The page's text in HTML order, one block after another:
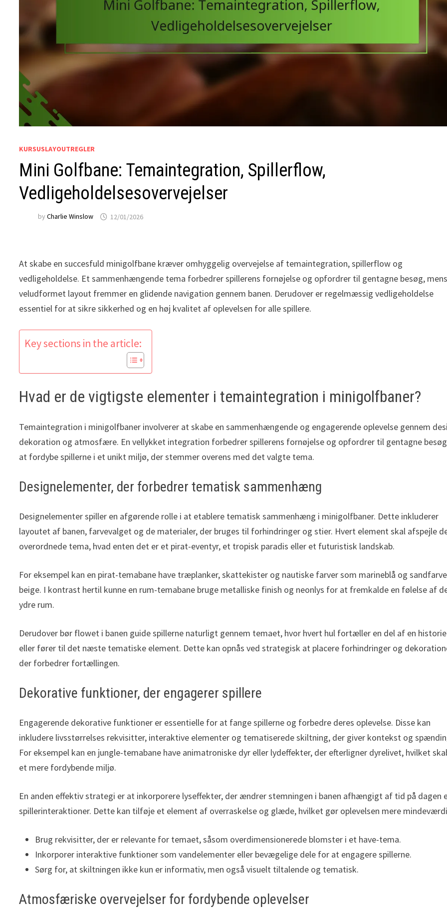
KURSUSLAYOUTREGLER
Mini Golfbane: Temaintegration, Spillerflow,
Vedligeholdelsesovervejelser
byCharlie Winslow 12/01/2026
At skabe en succesfuld minigolfbane kræver omhyggelig overvejelse af temaintegration, spillerflow og
vedligeholdelse. Et sammenhængende tema forbedrer spillerens fornøjelse og opfordrer til gentagne besøg,
veludformet layout fremmer en glidende navigation gennem banen. Derudover er regelmæssig vedligeholdelse
essentiel for at sikre sikkerhed og en høj kvalitet af oplevelsen for alle spillere.
Key sections in the article:
Hvad er de vigtigste elementer i temaintegration i minigolfbaner?
Temaintegration i minigolfbaner involverer at skabe en sammenhængende og engagerende oplevelse gennem
dekoration og atmosfære. En vellykket integration forbedrer spillerens fornøjelse og opfordrer til gentagne
at fordybe spillerne i et unikt miljø, der stemmer overens med det valgte tema.
Designelementer, der forbedrer tematisk sammenhæng
Designelementer spiller en afgørende rolle i at etablere tematisk sammenhæng i minigolfbaner. Dette inkluderer
layoutet af banen, farvevalget og de materialer, der bruges til forhindringer og stier. Hvert element skal afspejle
overordnede tema, hvad enten det er et pirat-eventyr, et tropisk paradis eller et futuristisk landskab.
For eksempel kan en pirat-temabane have træplanker, skattekister og nautiske farver som marineblå og
beige. I kontrast hertil kunne en rum-temabane bruge metalliske finish og neonlys for at fremkalde en følelse af
ydre rum.
Derudover bør flowet i banen guide spillerne naturligt gennem temaet, hvor hvert hul fortæller en del af en historie
eller fører til det næste tematiske element. Dette kan opnås ved strategisk at placere forhindringer og
der forbedrer fortællingen.
Dekorative funktioner, der engagerer spillere
Engagerende dekorative funktioner er essentielle for at fange spillerne og forbedre deres oplevelse. Disse kan
inkludere livsstørrelses rekvisitter, interaktive elementer og tematiserede skiltning, der giver kontekst og
For eksempel kan en jungle-temabane have animatroniske dyr eller lydeffekter, der efterligner dyrelivet, hvilket
et mere fordybende miljø.
En anden effektiv strategi er at inkorporere lyseffekter, der ændrer stemningen i banen afhængigt af tid på dagen
spillerinteraktioner. Dette kan tilføje et element af overraskelse og glæde, hvilket gør oplevelsen mere
Brug rekvisitter, der er relevante for temaet, såsom overdimensionerede blomster i et have-tema.
Inkorporer interaktive funktioner som vandelementer eller bevægelige dele for at engagere spillerne.
Sørg for, at skiltningen ikke kun er informativ, men også visuelt tiltalende og tematisk.
Atmosfæriske overvejelser for fordybende oplevelser